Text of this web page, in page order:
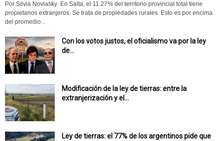
Por Silvia Noviasky En Salta, el 11.27% del territorio provincial total tiene
propietarios extranjeros. Se trata de propiedades rurales. Esto es por encima
del promedio...
Con los votos justos, el oficialismo va por la ley
de...
Modificación de la ley de tierras: entre la
extranjerización y el...
Ley de tierras: el 77% de los argentinos pide que